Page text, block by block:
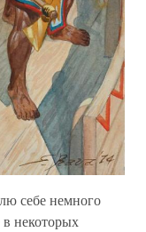
себе немного
в некоторых